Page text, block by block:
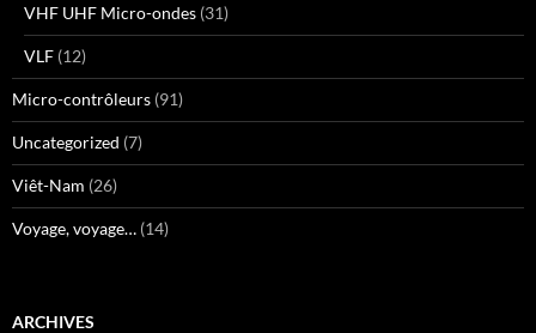
VHF UHF Micro-ondes (31)
VLF (12)
Micro-contrôleurs (91)
Uncategorized (7)
Viêt-Nam (26)
Voyage, voyage… (14)
ARCHIVES